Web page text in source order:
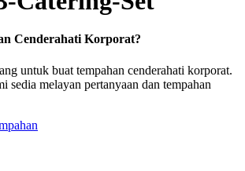
Cenderahati Korporat?
untuk buat tempahan cenderahati korporat.
sedia melayan pertanyaan dan tempahan